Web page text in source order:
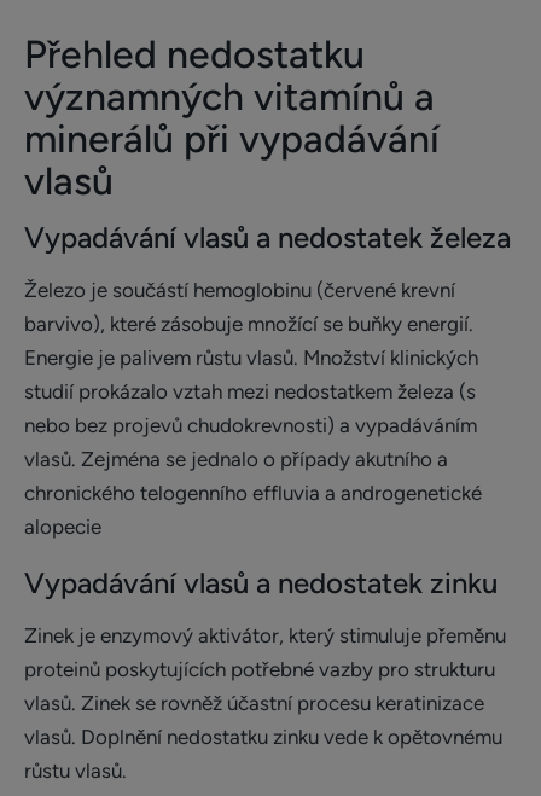
Přehled nedostatku
významných vitamínů a
minerálů při vypadávání
vlasů
Vypadávání vlasů a nedostatek železa
Železo je součástí hemoglobinu (červené krevní
barvivo), které zásobuje množící se buňky energií.
Energie je palivem růstu vlasů. Množství klinických
studií prokázalo vztah mezi nedostatkem železa (s
nebo bez projevů chudokrevnosti) a vypadáváním
vlasů. Zejména se jednalo o případy akutního a
chronického telogenního effluvia a androgenetické
alopecie
Vypadávání vlasů a nedostatek zinku
Zinek je enzymový aktivátor, který stimuluje přeměnu
proteinů poskytujících potřebné vazby pro strukturu
vlasů. Zinek se rovněž účastní procesu keratinizace
vlasů. Doplnění nedostatku zinku vede k opětovnému
růstu vlasů.